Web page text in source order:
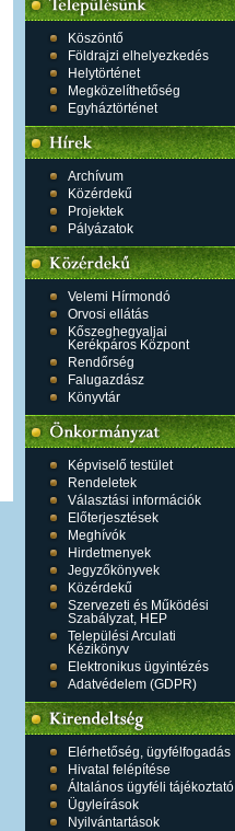
Köszöntő
Földrajzi elhelyezkedés
Helytörténet
Megközelíthetőség
Egyháztörténet
Archívum
Közérdekű
Projektek
Pályázatok
Velemi Hírmondó
Orvosi ellátás
Kőszeghegyaljai
Kerékpáros Központ
Rendőrség
Falugazdász
Könyvtár
Képviselő testület
Rendeletek
Választási információk
Előterjesztések
Meghívók
Hirdetmenyek
Jegyzőkönyvek
Közérdekű
Szervezeti és Működési
Szabályzat, HEP
Települési Arculati
Kézikönyv
Elektronikus ügyintézés
Adatvédelem (GDPR)
Elérhetőség, ügyfélfogadás
Hivatal felépítése
Általános ügyféli tájékoztató
Ügyleírások
Nyilvántartások